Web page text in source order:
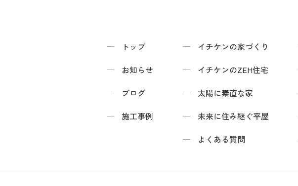
トップ
お知らせ
ブログ
施工事例
イチケンの家づくり
イチケンのZEH住宅
太陽に素直な家
未来に住み継ぐ平屋
よくある質問